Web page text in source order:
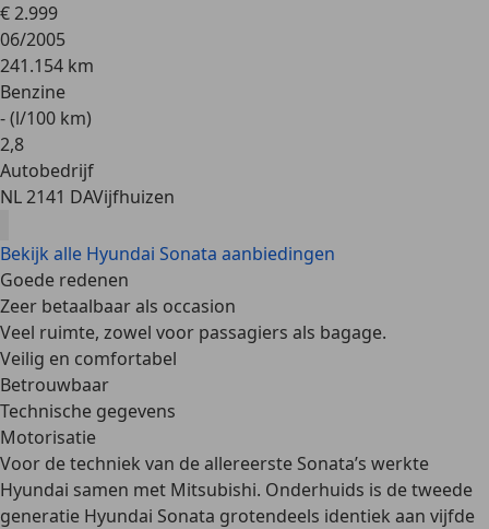
€ 2.999
06/2005
241.154 km
Benzine
- (l/100 km)
2,8
Autobedrijf
NL 2141 DAVijfhuizen
Bekijk alle Hyundai Sonata aanbiedingen
Goede redenen
Zeer betaalbaar als occasion
Veel ruimte, zowel voor passagiers als bagage.
Veilig en comfortabel
Betrouwbaar
Technische gegevens
Motorisatie
Voor de techniek van de allereerste Sonata’s werkte
Hyundai samen met Mitsubishi. Onderhuids is de tweede
generatie Hyundai Sonata grotendeels identiek aan vijfde